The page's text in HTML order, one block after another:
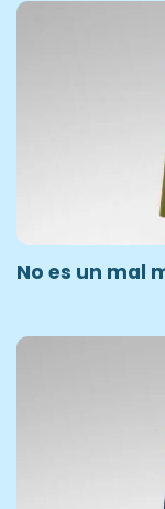
No es un mal